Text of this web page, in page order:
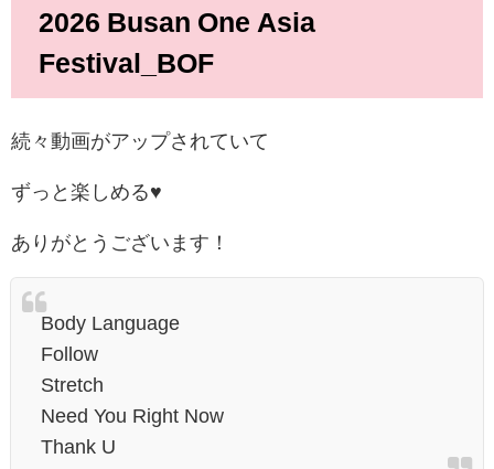
2026 Busan One Asia
Festival_BOF
続々動画がアップされていて
ずっと楽しめる♥
ありがとうございます！
Body Language
Follow
Stretch
Need You Right Now
Thank U